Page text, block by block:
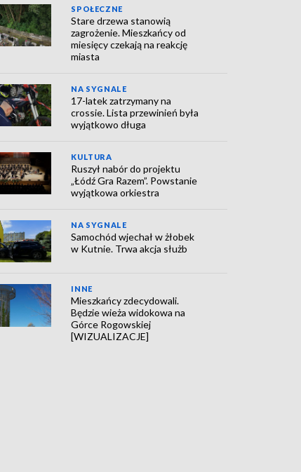
SPOŁECZNE
Stare drzewa stanowią
zagrożenie. Mieszkańcy od
miesięcy czekają na reakcję
miasta
NA SYGNALE
17-latek zatrzymany na
crossie. Lista przewinień była
wyjątkowo długa
KULTURA
Ruszył nabór do projektu
„Łódź Gra Razem”. Powstanie
wyjątkowa orkiestra
NA SYGNALE
Samochód wjechał w żłobek
w Kutnie. Trwa akcja służb
INNE
Mieszkańcy zdecydowali.
Będzie wieża widokowa na
Górce Rogowskiej
[WIZUALIZACJE]